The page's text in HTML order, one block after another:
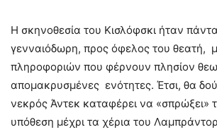
Η σκηνοθεσία του Κισλόφσκι ήταν πάντα
γενναιόδωρη, προς όφελος του θεατή,
πληροφοριών που φέρνουν πλησίον
απομακρυσμένες ενότητες. Έτσι, θα
νεκρός Άντεκ καταφέρει να «σπρώξει»
υπόθεση μέχρι τα χέρια του